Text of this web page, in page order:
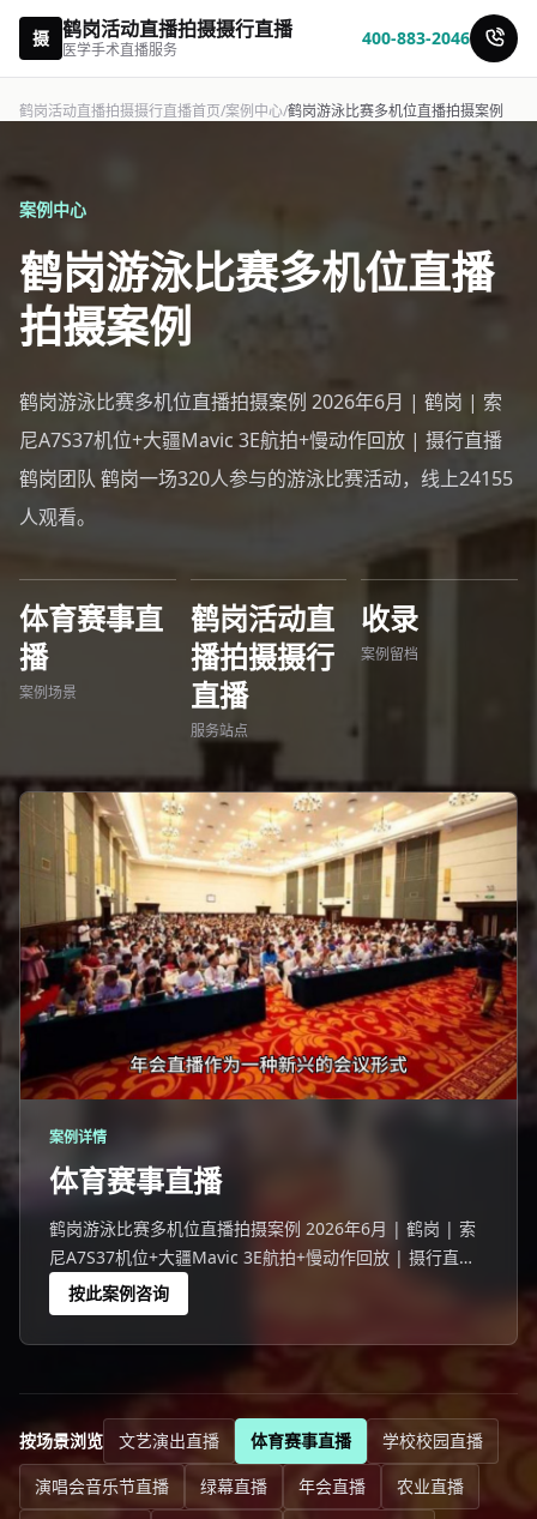
摄 鹤岗活动直播拍摄摄行直播
医学手术直播服务
400-883-2046
鹤岗活动直播拍摄摄行直播首页/案例中心/鹤岗游泳比赛多机位直播拍摄案例
案例中心
鹤岗游泳比赛多机位直播
拍摄案例
鹤岗游泳比赛多机位直播拍摄案例 2026年6月 | 鹤岗 | 索
尼A7S37机位+大疆Mavic 3E航拍+慢动作回放 | 摄行直播
鹤岗团队 鹤岗一场320人参与的游泳比赛活动，线上24155
人观看。
体育赛事直
播
案例场景
鹤岗活动直
播拍摄摄行
直播
服务站点
收录
案例留档
案例详情
体育赛事直播
鹤岗游泳比赛多机位直播拍摄案例 2026年6月 | 鹤岗 | 索
尼A7S37机位+大疆Mavic 3E航拍+慢动作回放 | 摄行直播
鹤岗团队 鹤岗一场320人参与的游泳比赛活动，线上24155
人观看。
按此案例咨询
按场景浏览 文艺演出直播 体育赛事直播
学校校园直播
演唱会音乐节直播
绿幕直播 年会直播
农业直播